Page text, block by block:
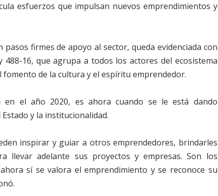
esfuerzos que impulsan nuevos emprendimientos y
firmes de apoyo al sector, queda evidenciada con
16, que agrupa a todos los actores del ecosistema
de la cultura y el espíritu emprendedor.
el año 2020, es ahora cuando se le está dando
y la institucionalidad.
inspirar y guiar a otros emprendedores, brindarles
llevar adelante sus proyectos y empresas. Son los
sí se valora el emprendimiento y se reconoce su